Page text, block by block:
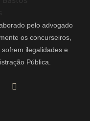
pelo advogado
os concurseiros,
ilegalidades e
Pública.